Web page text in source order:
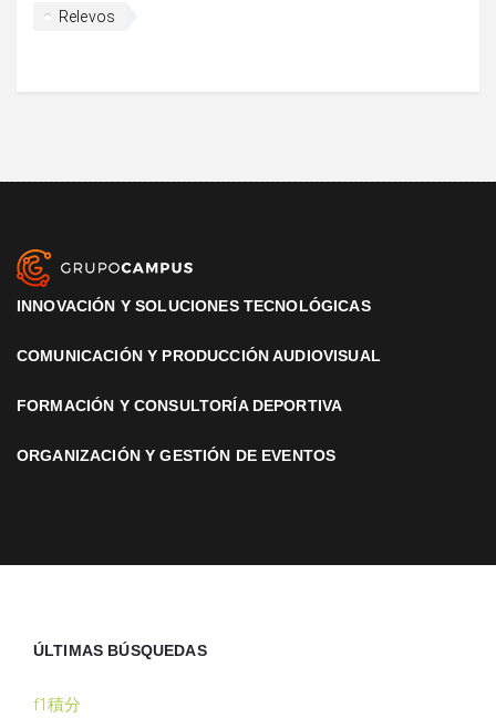
Relevos
INNOVACIÓN Y SOLUCIONES TECNOLÓGICAS
COMUNICACIÓN Y PRODUCCIÓN AUDIOVISUAL
FORMACIÓN Y CONSULTORÍA DEPORTIVA
ORGANIZACIÓN Y GESTIÓN DE EVENTOS
ÚLTIMAS BÚSQUEDAS
f1積分